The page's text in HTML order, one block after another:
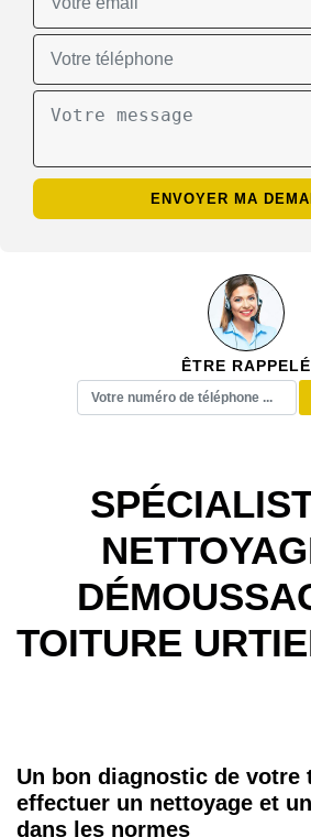
ÊTRE RAPPELÉ
TOITURE
Un bon diagnostic de votre
effectuer un nettoyage et
dans les normes